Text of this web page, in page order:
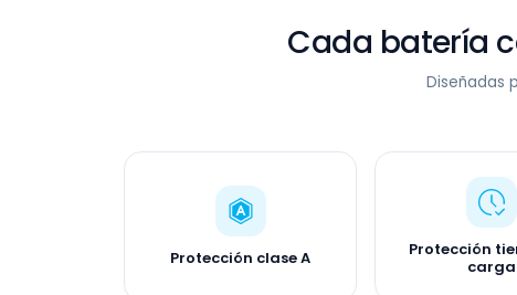
Cada batería
Diseñadas
Protección clase A
Protección
carga